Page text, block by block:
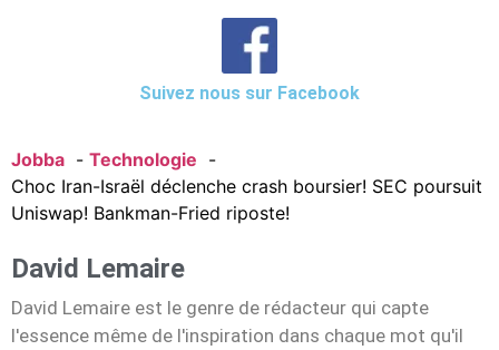
Suivez nous sur Facebook
Jobba
Technologie
Choc Iran-Israël déclenche crash boursier! SEC poursuit
Uniswap! Bankman-Fried riposte!
David Lemaire
David Lemaire est le genre de rédacteur qui capte
l'essence même de l'inspiration dans chaque mot qu'il